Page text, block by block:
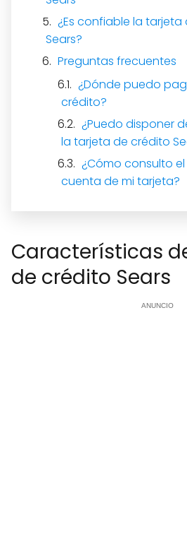
¿Es confiable la
Sears?
Preguntas frecuentes
¿Dónde puedo
crédito?
¿Puedo disponer
la tarjeta de crédito
¿Cómo consulto
cuenta de mi tarjeta?
Características
de crédito Sears
ANUNCIO